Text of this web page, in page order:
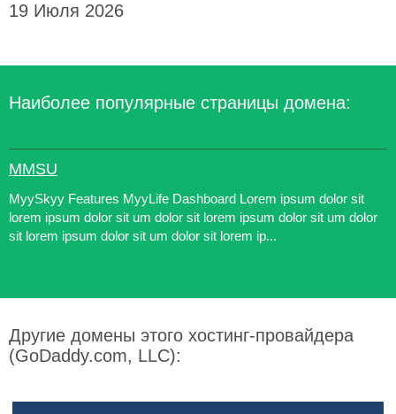
19 Июля 2026
Наиболее популярные страницы домена:
MMSU
MyySkyy Features MyyLife Dashboard Lorem ipsum dolor sit
lorem ipsum dolor sit um dolor sit lorem ipsum dolor sit um dolor
sit lorem ipsum dolor sit um dolor sit lorem ip...
Другие домены этого хостинг-провайдера
(GoDaddy.com, LLC):